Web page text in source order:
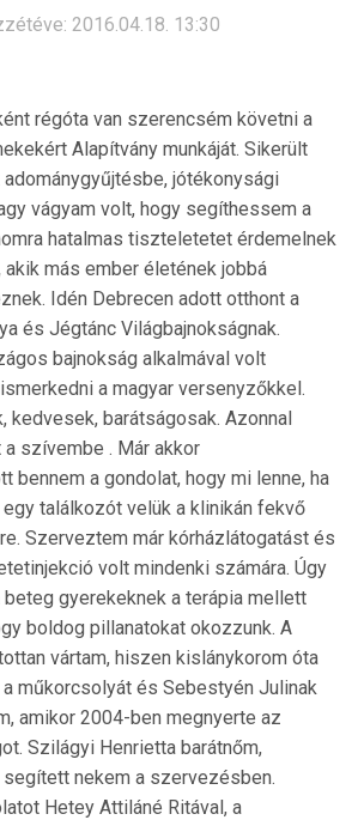
2016.04.18. 13:30
régóta van szerencsém követni a
Alapítvány munkáját. Sikerült
jótékonysági
vágyam volt, hogy segíthessem a
hatalmas tiszteletetet érdemelnek
más ember életének jobbá
Idén Debrecen adott otthont a
és Jégtánc Világbajnokságnak.
bajnokság alkalmával volt
a magyar versenyzőkkel.
kedvesek, barátságosak. Azonnal
szívembe . Már akkor
bennem a gondolat, hogy mi lenne, ha
találkozót velük a klinikán fekvő
Szerveztem már kórházlátogatást és
volt mindenki számára. Úgy
beteg gyerekeknek a terápia mellett
boldog pillanatokat okozzunk. A
vártam, hiszen kislánykorom óta
műkorcsolyát és Sebestyén Julinak
amikor 2004-ben megnyerte az
Szilágyi Henrietta barátnőm,
nekem a szervezésben.
Hetey Attiláné Ritával, a